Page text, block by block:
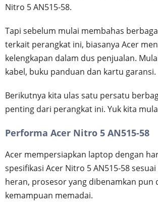
Nitro 5 AN515-58.
Tapi sebelum mulai membahas
terkait perangkat ini, biasanya Acer
kelengkapan dalam dus penjualan.
kabel, buku panduan dan kartu garansi.
Berikutnya kita ulas satu persatu
penting dari perangkat ini. Yuk kita
Performa Acer Nitro 5 AN515-58
Acer mempersiapkan laptop dengan
spesifikasi Acer Nitro 5 AN515-58
heran, prosesor yang dibenamkan pun
kemampuan memadai.